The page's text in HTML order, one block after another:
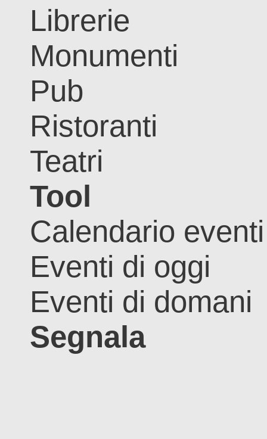
Librerie
Monumenti
Pub
Ristoranti
Teatri
Tool
Calendario eventi
Eventi di oggi
Eventi di domani
Segnala